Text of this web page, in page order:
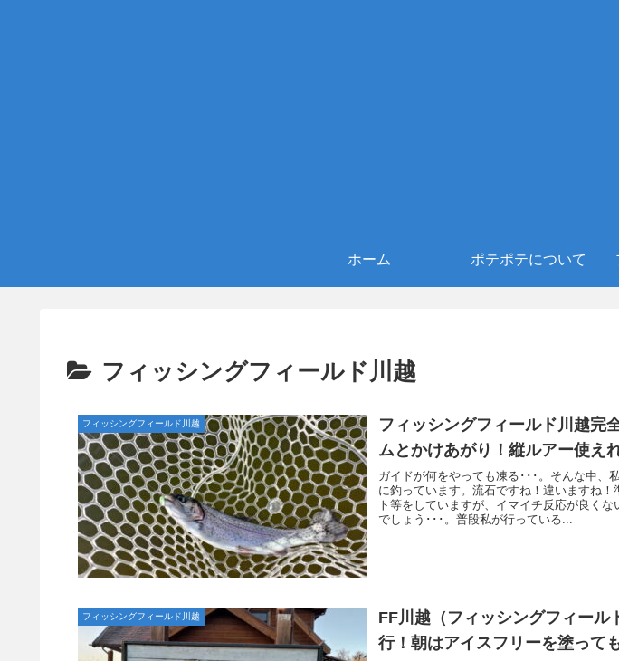
ホーム ポテポテについて
フィッシングフィールド川越
フィッシングフィールド川越
フィッシングフィールド川越完
ムとかけあがり！縦ルアー使え
ガイドが何をやっても凍る･･･。そんな中、
に釣っています。流石ですね！違いますね！
ト等をしていますが、イマイチ反応が良く
でしょう･･･。普段私が行っている...
フィッシングフィールド川越
FF川越（フィッシングフィール
行！朝はアイスフリーを塗って